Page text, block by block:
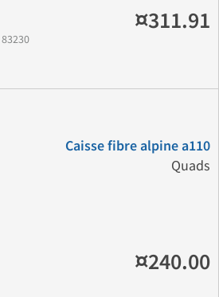
¤311.91
Caisse fibre alpine a110
Quads
¤240.00